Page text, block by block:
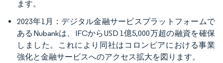
ます。
2023年1月：デジタル金融サービスプラットフォームで
あるNubankは、IFCからUSD 1億5,000万超の融資を確保
しました。これにより同社はコロンビアにおける事業
強化と金融サービスへのアクセス拡大を図ります。